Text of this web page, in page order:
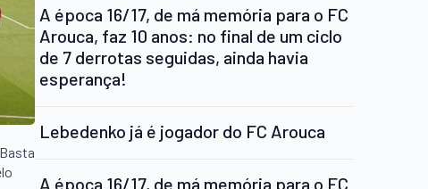
A época 16/17, de má memória para o FC
Arouca, faz 10 anos: no final de um ciclo
de 7 derrotas seguidas, ainda havia
esperança!
Lebedenko já é jogador do FC Arouca
A época 16/17, de má memória para o FC